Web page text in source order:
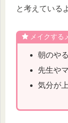
と考えている
メイクする
朝のや
先生や
気分が